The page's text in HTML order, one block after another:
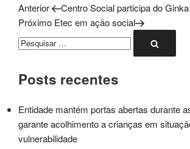
Navegação
de
Post
Post
anterior
Anterior
Centro Social participa do
Próximo
post
Próximo Etec em ação social
Pesquisar
por:
Posts recentes
Entidade mantém portas abertas durante
garante acolhimento a crianças em
vulnerabilidade